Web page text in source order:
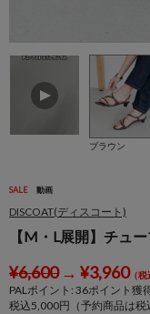
ブラウン
SALE 動画
DISCOAT(ディスコート)
【M・L展開】チュ
¥6,600→ ¥3,960（税
PALポイント: 36ポイント獲
税込5,000円（予約商品は